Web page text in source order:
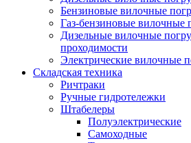
Бензиновые вилочные
Газ-бензиновые вилочные
Дизельные вилочные
проходимости
Электрические вилочные
Складская техника
Ричтраки
Ручные гидротележки
Штабелеры
Полуэлектрические
Самоходные